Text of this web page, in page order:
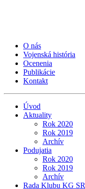
O nás
Vojenská história
Ocenenia
Publikácie
Kontakt
Úvod
Aktuality
Rok 2020
Rok 2019
Archív
Podujatia
Rok 2020
Rok 2019
Archív
Rada Klubu KG SR